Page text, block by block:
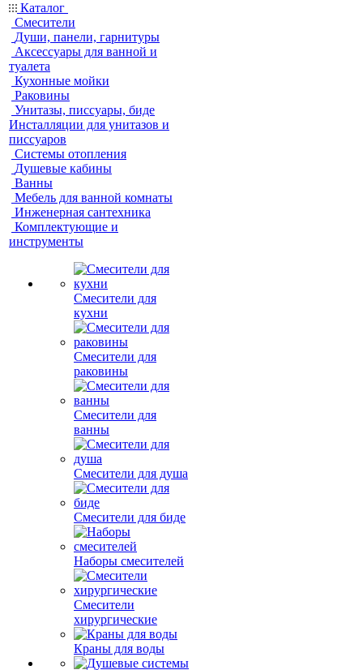
Каталог
Смесители
Души, панели, гарнитуры
Аксессуары для ванной и
туалета
Кухонные мойки
Раковины
Унитазы, писсуары, биде
Инсталляции для унитазов и
писсуаров
Системы отопления
Душевые кабины
Ванны
Мебель для ванной комнаты
Инженерная сантехника
Комплектующие и
инструменты
Смесители для
кухни
Смесители для
раковины
Смесители для
ванны
Смесители для душа
Смесители для биде
Наборы смесителей
Смесители
хирургические
Краны для воды